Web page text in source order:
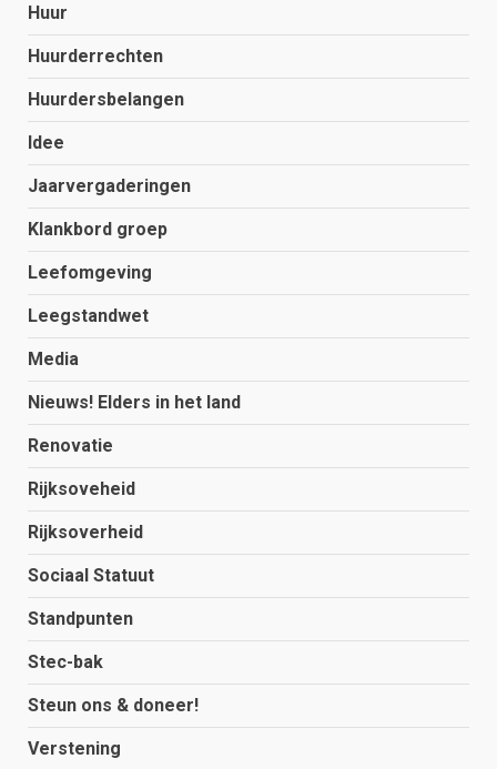
Huur
Huurderrechten
Huurdersbelangen
Idee
Jaarvergaderingen
Klankbord groep
Leefomgeving
Leegstandwet
Media
Nieuws! Elders in het land
Renovatie
Rijksoveheid
Rijksoverheid
Sociaal Statuut
Standpunten
Stec-bak
Steun ons & doneer!
Verstening